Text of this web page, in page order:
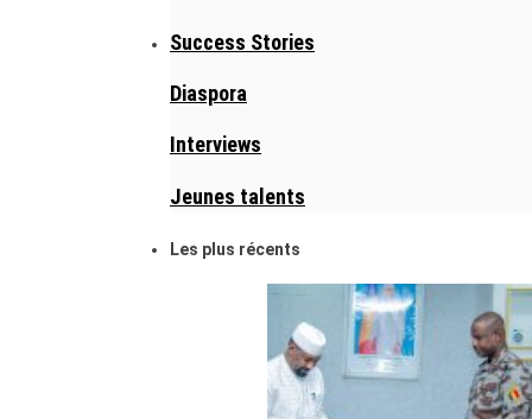
Success Stories
Diaspora
Interviews
Jeunes talents
Les plus récents